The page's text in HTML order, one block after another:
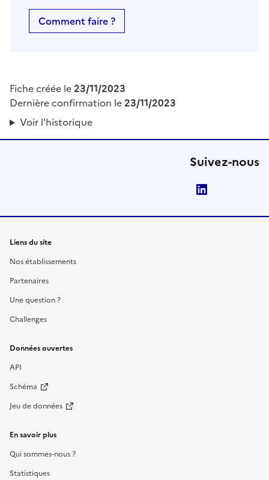
Comment faire ?
Fiche créée le23/11/2023
Dernière confirmation le23/11/2023
Voir l'historique
Suivez-nous
Liens du site
Nos établissements
Partenaires
Une question ?
Challenges
Données ouvertes
API
Schéma
Jeu de données
En savoir plus
Qui sommes-nous ?
Statistiques